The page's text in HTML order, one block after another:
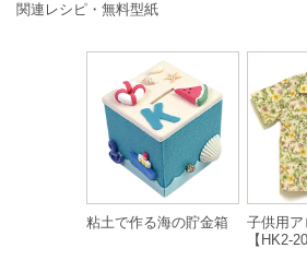
関連レシピ・無料型紙
粘土で作る海の貯金箱
子供用ア
【HK2-